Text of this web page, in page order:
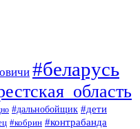
#беларусь
#дальнобойщик #дети
#кобрин #контрабанда